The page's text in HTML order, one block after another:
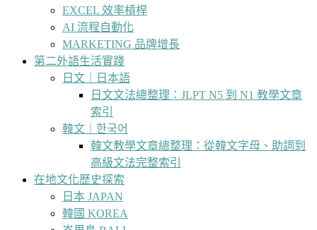
EXCEL 效率槓桿
AI 流程自動化
MARKETING 品牌增長
第二外語生活實踐
日文｜日本語
日文文法總整理：JLPT N5 到 N1 教學文章
索引
韓文｜한국어
韓文教學文章總整理：從韓文字母、助詞到
高級文法完整索引
在地文化歷史探索
日本 JAPAN
韓國 KOREA